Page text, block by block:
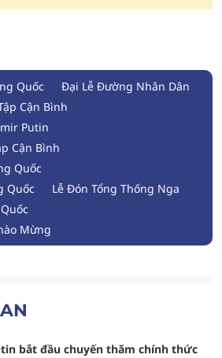
Quốc
Đại Lễ Đường Nhân Dân
Cận Bình
Putin
Cận Bình
Quốc
Quốc
Lễ Đón Tổng Thống Nga
Mừng
bắt đầu chuyến thăm chính thức